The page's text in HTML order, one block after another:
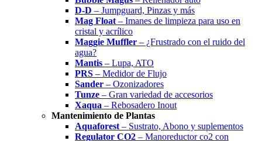
D-D – Jumpguard, Pinzas y más
Mag Float – Imanes de limpieza para uso en
cristal y acrílico
Maggie Muffler – ¿Frustrado con el ruido del
agua?
Mantis – Lupa, ATO
PRS – Medidor de Flujo
Sander – Ozonizadores
Tunze – Gran variedad de accesorios
Xaqua – Rebosadero Inout
Mantenimiento de Plantas
Aquaforest – Sustrato, Abono y suplementos
Regulator CO2 – Manoreductor co2 con